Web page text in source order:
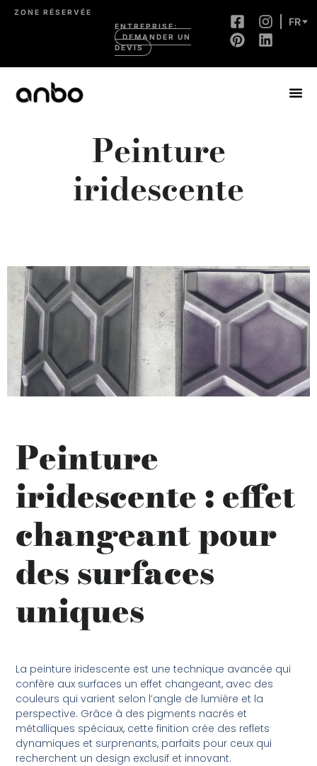
ZONE RÉSERVÉE
ENTREPRISE:
DEMANDER UN
DEVIS
FR
Peinture
iridescente
Peinture
iridescente : effet
changeant pour
des surfaces
uniques
La peinture iridescente est une technique avancée qui
confère aux surfaces un effet changeant, avec des
couleurs qui varient selon l’angle de lumière et la
perspective. Grâce à des pigments nacrés et
métalliques spéciaux, cette finition crée des reflets
dynamiques et surprenants, parfaits pour ceux qui
recherchent un design exclusif et innovant.